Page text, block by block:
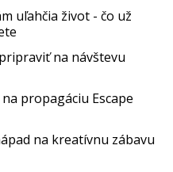
uľahčia život - čo už
na návštevu
propagáciu Escape
na kreatívnu zábavu